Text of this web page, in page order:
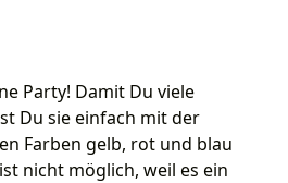
Party! Damit Du viele
Du sie einfach mit der
Farben gelb, rot und blau
nicht möglich, weil es ein